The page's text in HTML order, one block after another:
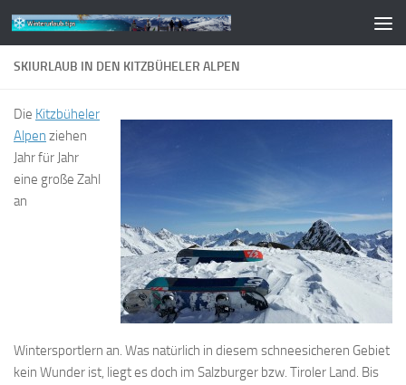
Zum Inhalt springen
SKIURLAUB IN DEN KITZBÜHELER ALPEN
Die Kitzbüheler
Alpen ziehen
Jahr für Jahr
eine große Zahl
an
Wintersportlern an. Was natürlich in diesem schneesicheren Gebiet
kein Wunder ist, liegt es doch im Salzburger bzw. Tiroler Land. Bis